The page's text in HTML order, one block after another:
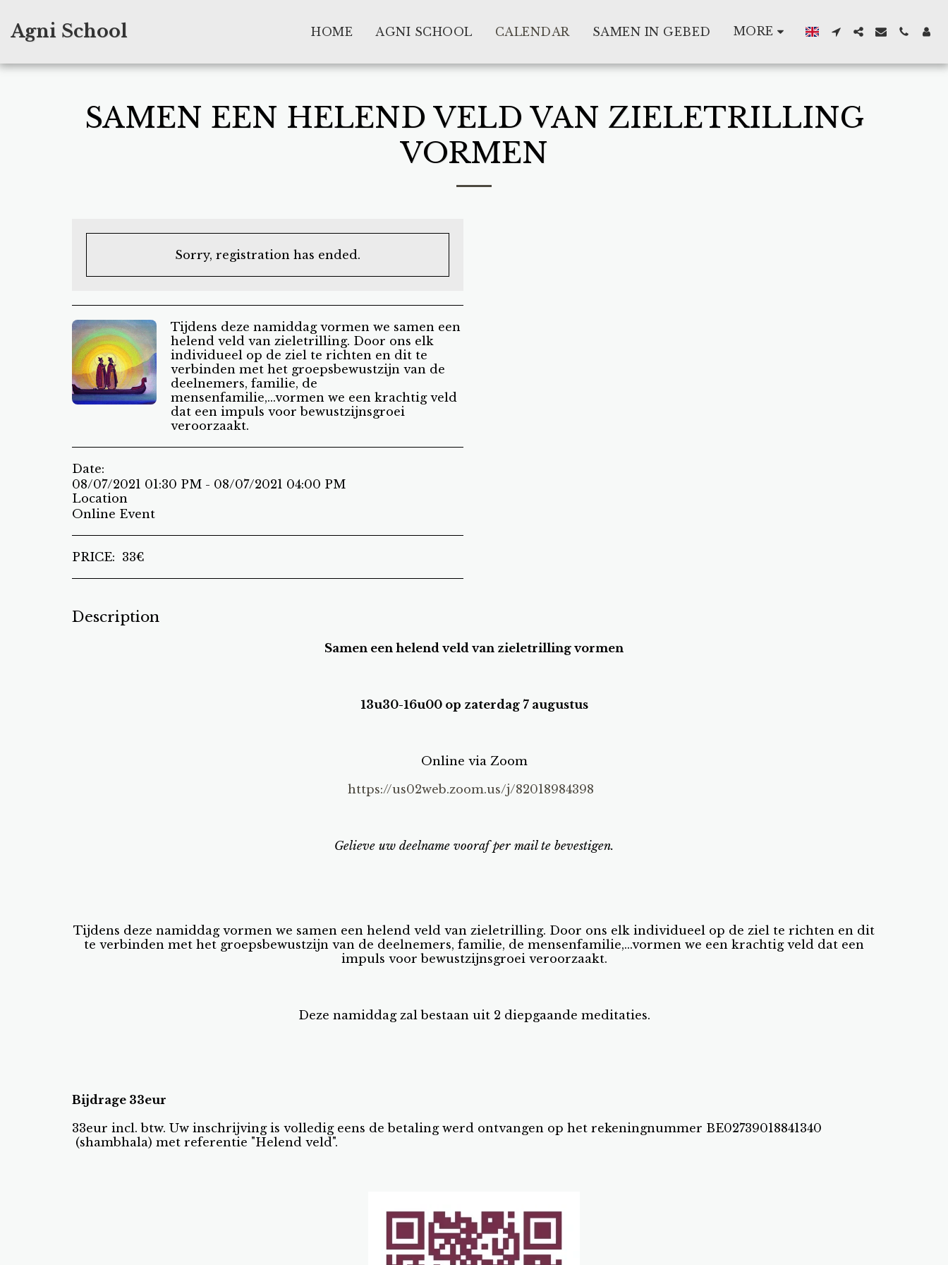
Agni School HOME AGNI SCHOOL CALENDAR SAMEN IN GEBED MORE
SAMEN EEN HELEND VELD VAN ZIELETRILLING
VORMEN
Sorry, registration has ended.
Tijdens deze namiddag vormen we samen een
helend veld van zieletrilling. Door ons elk
individueel op de ziel te richten en dit te
verbinden met het groepsbewustzijn van de
deelnemers, familie, de
mensenfamilie,...vormen we een krachtig veld
dat een impuls voor bewustzijnsgroei
veroorzaakt.
Date:
08/07/2021 01:30 PM - 08/07/2021 04:00 PM
Location
Online Event
PRICE: 33€
Description
Samen een helend veld van zieletrilling vormen
13u30-16u00 op zaterdag 7 augustus
Online via Zoom
https://us02web.zoom.us/j/82018984398
Gelieve uw deelname vooraf per mail te bevestigen.
Tijdens deze namiddag vormen we samen een helend veld van zieletrilling. Door ons elk individueel op de ziel te richten en dit
te verbinden met het groepsbewustzijn van de deelnemers, familie, de mensenfamilie,...vormen we een krachtig veld dat een
impuls voor bewustzijnsgroei veroorzaakt.
Deze namiddag zal bestaan uit 2 diepgaande meditaties.
Bijdrage 33eur
33eur incl. btw. Uw inschrijving is volledig eens de betaling werd ontvangen op het rekeningnummer BE02739018841340
(shambhala) met referentie "Helend veld".